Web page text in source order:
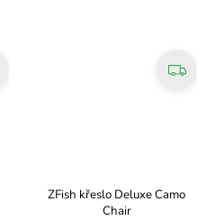
ZFish křeslo Deluxe Camo
Chair